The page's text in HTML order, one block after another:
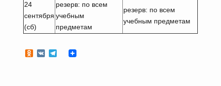
24
сентября
(сб)
резерв: по всем
учебным
предметам
резерв: по всем
учебным предметам
Odnoklassniki
VKTelegram